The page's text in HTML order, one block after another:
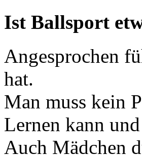
Ist Ballsport
Angesprochen
hat.
Man muss kein
Lernen kann
Auch Mädchen